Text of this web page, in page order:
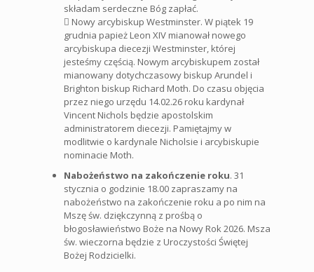
składam serdeczne Bóg zapłać.
 Nowy arcybiskup Westminster. W piątek 19
grudnia papież Leon XIV mianował nowego
arcybiskupa diecezji Westminster, której
jesteśmy częścią. Nowym arcybiskupem został
mianowany dotychczasowy biskup Arundel i
Brighton biskup Richard Moth. Do czasu objęcia
przez niego urzędu 14.02.26 roku kardynał
Vincent Nichols będzie apostolskim
administratorem diecezji. Pamiętajmy w
modlitwie o kardynale Nicholsie i arcybiskupie
nominacie Moth.
Nabożeństwo na zakończenie roku. 31
stycznia o godzinie 18.00 zapraszamy na
nabożeństwo na zakończenie roku a po nim na
Mszę św. dziękczynną z prośbą o
błogosławieństwo Boże na Nowy Rok 2026. Msza
św. wieczorna będzie z Uroczystości Świętej
Bożej Rodzicielki.